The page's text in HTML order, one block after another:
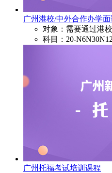
广州港校/中外合作办学
对象：需要通过港
科目：20-N6N30N12
广州托福考试培训课程